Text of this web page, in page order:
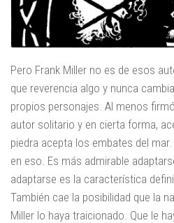
Pero Frank Miller no es de esos
que reverencia algo y nunca
propios personajes. Al menos
autor solitario y en cierta forma,
piedra acepta los embates del
en eso. Es más admirable
adaptarse es la característica
También cae la posibilidad que la
Miller lo haya traicionado. Que le